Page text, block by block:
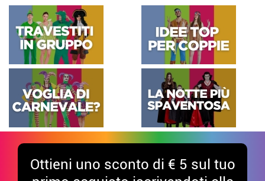
Ottieni uno sconto di € 5 sul tuo